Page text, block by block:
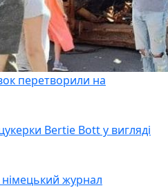
перетворили на
Bertie Bott у вигляді
журнал